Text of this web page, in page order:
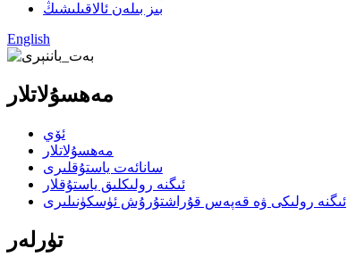
بىز بىلەن ئالاقىلىشىڭ
English
مەھسۇلاتلار
ئۆي
مەھسۇلاتلار
سانائەت ياستۇقلىرى
ئىگنە رولىكلىق ياستۇقلار
ئىگنە رولىكى ۋە قەپەس قۇراشتۇرۇش ئۈسكۈنىلىرى
تۈرلەر